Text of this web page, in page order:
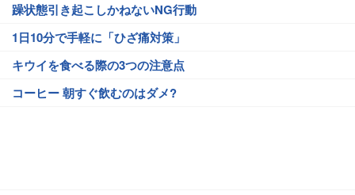
躁状態引き起こしかねないNG行動
1日10分で手軽に「ひざ痛対策」
キウイを食べる際の3つの注意点
コーヒー 朝すぐ飲むのはダメ?